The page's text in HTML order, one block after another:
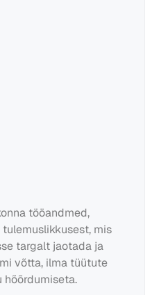
tööandmed,
mis
targalt jaotada ja
võtta, ilma tüütute